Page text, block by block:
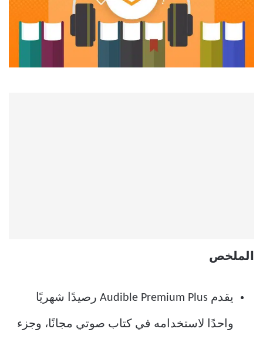
الملخص
يقدم Audible Premium Plus رصيدًا شهريًا
واحدًا لاستخدامه في كتاب صوتي مجانًا، وجزء